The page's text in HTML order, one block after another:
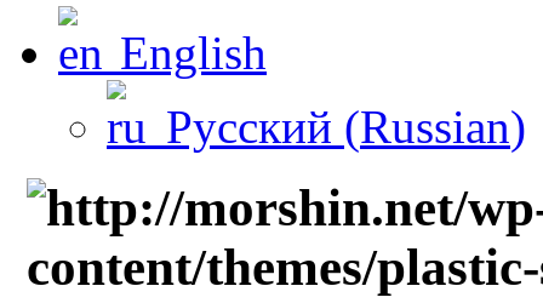
English
Русский (Russian)